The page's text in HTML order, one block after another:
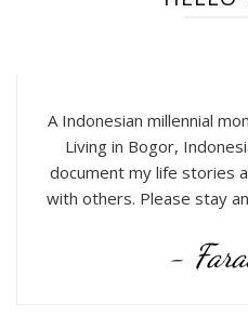
A Indonesian millennial
Living in Bogor,
document my life stories
with others. Please stay
-